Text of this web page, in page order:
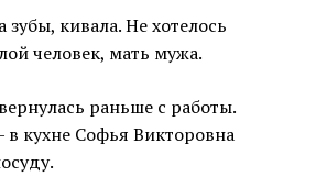
зубы, кивала. Не хотелось
человек, мать мужа.
раньше с работы.
кухне Софья Викторовна